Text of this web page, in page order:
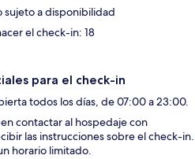
a disponibilidad
el check-in: 18
para el check-in
todos los días, de 07:00 a 23:00.
contactar al hospedaje con
las instrucciones sobre el check-in.
horario limitado.